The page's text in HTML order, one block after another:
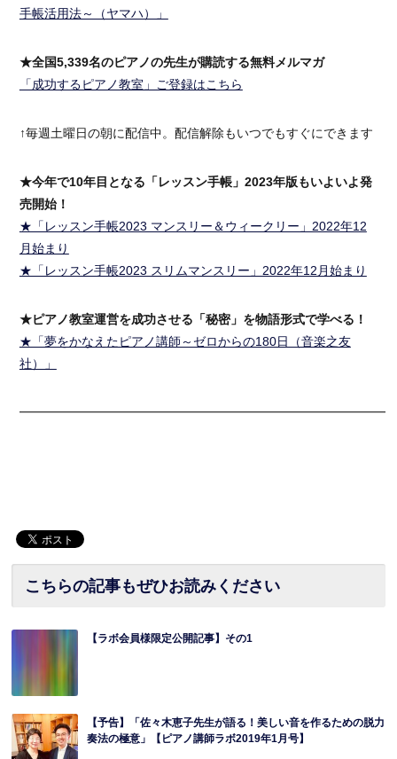
手帳活用法～（ヤマハ）」
★全国5,339名のピアノの先生が購読する無料メルマガ
「成功するピアノ教室」ご登録はこちら
↑毎週土曜日の朝に配信中。配信解除もいつでもすぐにできます
★今年で10年目となる「レッスン手帳」2023年版もいよいよ発
売開始！
★「レッスン手帳2023 マンスリー＆ウィークリー」2022年12
月始まり
★「レッスン手帳2023 スリムマンスリー」2022年12月始まり
★ピアノ教室運営を成功させる「秘密」を物語形式で学べる！
★「夢をかなえたピアノ講師～ゼロからの180日（音楽之友
社）」
こちらの記事もぜひお読みください
【ラボ会員様限定公開記事】その1
【予告】「佐々木恵子先生が語る！美しい音を作るための脱力
奏法の極意」【ピアノ講師ラボ2019年1月号】